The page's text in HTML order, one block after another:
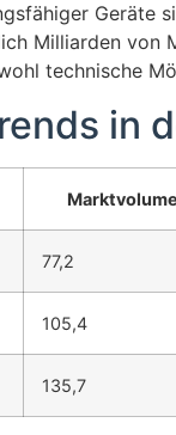
Geräte
Milliarden von
technische
in
77,2
105,4
135,7